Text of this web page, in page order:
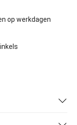
op werkdagen